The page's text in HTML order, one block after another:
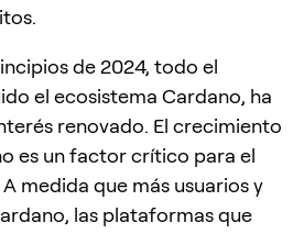
de 2024, todo el
el ecosistema Cardano, ha
renovado. El crecimiento
es un factor crítico para el
medida que más usuarios y
las plataformas que